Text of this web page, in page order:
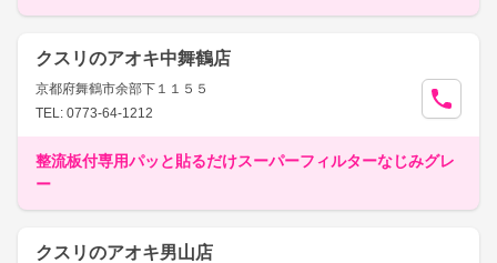
クスリのアオキ中舞鶴店
京都府舞鶴市余部下１１５５
TEL: 0773-64-1212
整流板付専用パッと貼るだけスーパーフィルターなじみグレ
ー
クスリのアオキ男山店